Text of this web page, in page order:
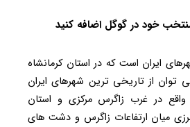
خود در گوگل اضافه کنید
ایران است که در استان کرمانشاه
توان از تاریخی ترین شهرهای ایران
در غرب زاگرس مرکزی و استان
میان ارتفاعات زاگرس و دشت های